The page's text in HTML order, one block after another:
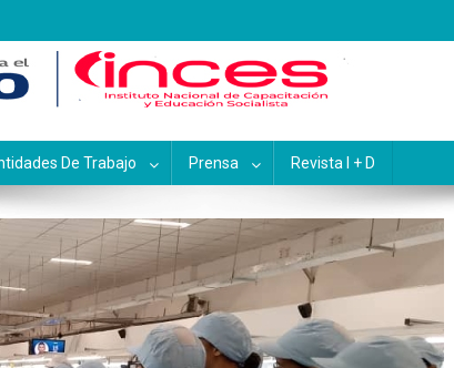
y Educación
De Trabajo Prensa Revista I + D